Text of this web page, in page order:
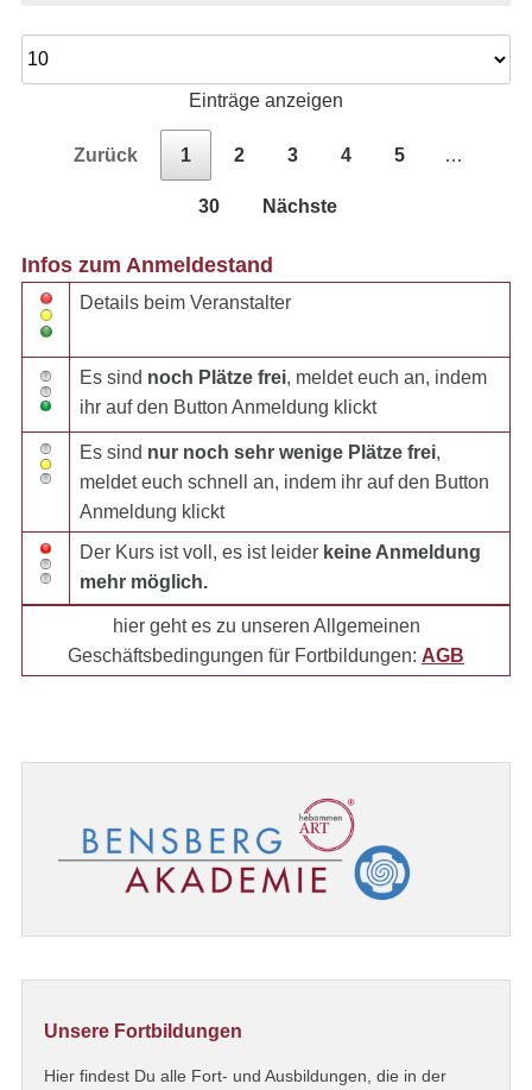
Einträge anzeigen
Zurück 1 2 3 4 5 …
30 Nächste
Infos zum Anmeldestand
Details beim Veranstalter
Es sind noch Plätze frei, meldet euch an, indem
ihr auf den Button Anmeldung klickt
Es sind nur noch sehr wenige Plätze frei,
meldet euch schnell an, indem ihr auf den Button
Anmeldung klickt
Der Kurs ist voll, es ist leider keine Anmeldung
mehr möglich.
hier geht es zu unseren Allgemeinen
Geschäftsbedingungen für Fortbildungen: AGB
Unsere Fortbildungen
Hier findest Du alle Fort- und Ausbildungen, die in der